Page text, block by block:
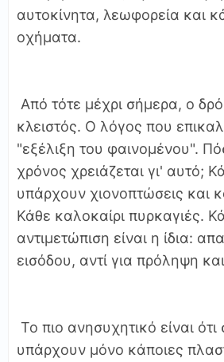
αυτοκίνητα, λεωφορεία και
οχήματα.
Από τότε μέχρι σήμερα, ο
κλειστός. Ο λόγος που
"εξέλιξη του φαινομένου".
χρόνος χρειάζεται γι' αυτό;
υπάρχουν χιονοπτώσεις και
Κάθε καλοκαίρι πυρκαγιές.
αντιμετώπιση είναι η ίδια:
εισόδου, αντί για πρόληψη
Το πιο ανησυχητικό είναι ότι
υπάρχουν μόνο κάποιες